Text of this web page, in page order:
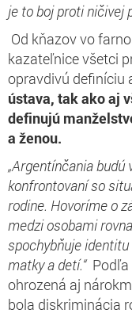
je to boj proti ničivej
Od kňazov vo
kazateľnice všetci
opravdivú definíciu
ústava, tak ako aj
definujú
a ženou.
„Argentínčania
konfrontovaní so
rodine. Hovoríme o
medzi osobami
spochybňuje
matky a detí.“Podľa
ohrozená aj
bola diskriminácia